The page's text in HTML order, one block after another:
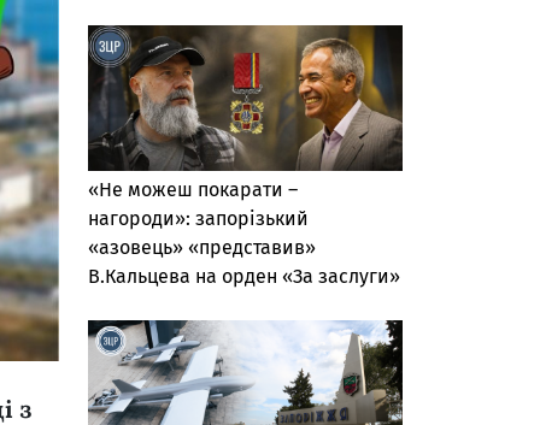
з
«Не можеш покарати –
нагороди»: запорізький
«азовець» «представив»
В.Кальцева на орден «За заслуги»